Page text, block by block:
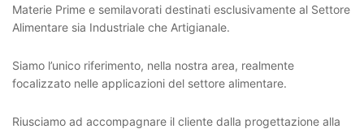
Materie Prime e semilavorati destinati esclusivamente al Settore
Alimentare sia Industriale che Artigianale.
Siamo l’unico riferimento, nella nostra area, realmente
focalizzato nelle applicazioni del settore alimentare.
Riusciamo ad accompagnare il cliente dalla progettazione alla